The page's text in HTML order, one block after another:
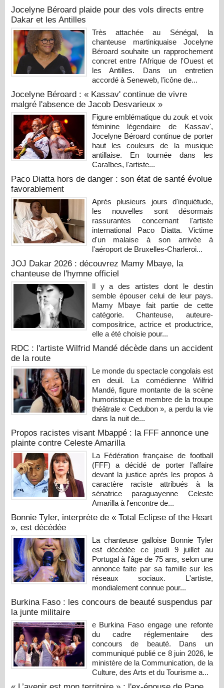
Jocelyne Béroard plaide pour des vols directs entre
Dakar et les Antilles
Très attachée au Sénégal, la
chanteuse martiniquaise Jocelyne
Béroard souhaite un rapprochement
concret entre l'Afrique de l'Ouest et
les Antilles. Dans un entretien
accordé à Seneweb, l'icône de...
Jocelyne Béroard : « Kassav' continue de vivre
malgré l'absence de Jacob Desvarieux »
Figure emblématique du zouk et voix
féminine légendaire de Kassav',
Jocelyne Béroard continue de porter
haut les couleurs de la musique
antillaise. En tournée dans les
Caraïbes, l'artiste...
Paco Diatta hors de danger : son état de santé évolue
favorablement
Après plusieurs jours d'inquiétude,
les nouvelles sont désormais
rassurantes concernant l'artiste
international Paco Diatta. Victime
d'un malaise à son arrivée à
l'aéroport de Bruxelles-Charleroi...
JOJ Dakar 2026 : découvrez Mamy Mbaye, la
chanteuse de l'hymne officiel
Il y a des artistes dont le destin
semble épouser celui de leur pays.
Mamy Mbaye fait partie de cette
catégorie. Chanteuse, auteure-
compositrice, actrice et productrice,
elle a été choisie pour...
RDC : l'artiste Wilfrid Mandé décède dans un accident
de la route
Le monde du spectacle congolais est
en deuil. La comédienne Wilfrid
Mandé, figure montante de la scène
humoristique et membre de la troupe
théâtrale « Cedubon », a perdu la vie
dans la nuit de...
Propos racistes visant Mbappé : la FFF annonce une
plainte contre Celeste Amarilla
La Fédération française de football
(FFF) a décidé de porter l'affaire
devant la justice après les propos à
caractère raciste attribués à la
sénatrice paraguayenne Celeste
Amarilla à l'encontre de...
Bonnie Tyler, interprète de « Total Eclipse of the Heart
», est décédée
La chanteuse galloise Bonnie Tyler
est décédée ce jeudi 9 juillet au
Portugal à l'âge de 75 ans, selon une
annonce faite par sa famille sur les
réseaux sociaux. L'artiste,
mondialement connue pour...
Burkina Faso : les concours de beauté suspendus par
la junte militaire
e Burkina Faso engage une refonte
du cadre réglementaire des
concours de beauté. Dans un
communiqué publié ce 8 juin 2026, le
ministère de la Communication, de la
Culture, des Arts et du Tourisme a...